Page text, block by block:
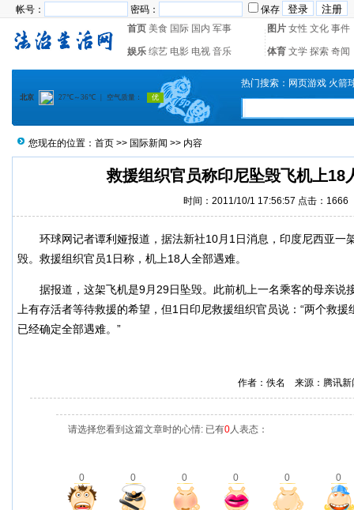
帐号： 密码：
保存
首页 美食 国际 国内 军事 图片 女性 文化 事件
娱乐 综艺 电影 电视 音乐 体育 文学 探索 奇闻
热门搜索： 网页游戏 火箭
您现在的位置： 首页 >> 国际新闻 >> 内容
救援组织官员称印尼坠毁飞机上18
时间：2011/10/1 17:56:57 点击： 1666
环球网记者谭利娅报道，据法新社10月1日消息，印度尼西亚一
毁。救援组织官员1日称，机上18人全部遇难。
据报道，这架飞机是9月29日坠毁。此前机上一名乘客的母亲说
上有存活者等待救援的希望，但1日印尼救援组织官员说：“两个救
已经确定全部遇难。”
作者：佚名 来源：腾讯
请选择您看到这篇文章时的心情: 已有0人表态：
0 0 0 0 0 0